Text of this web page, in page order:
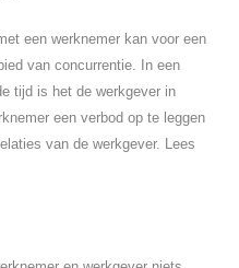
een werknemer kan voor een
van concurrentie. In een
tijd is het de werkgever in
een verbod op te leggen
van de werkgever. Lees